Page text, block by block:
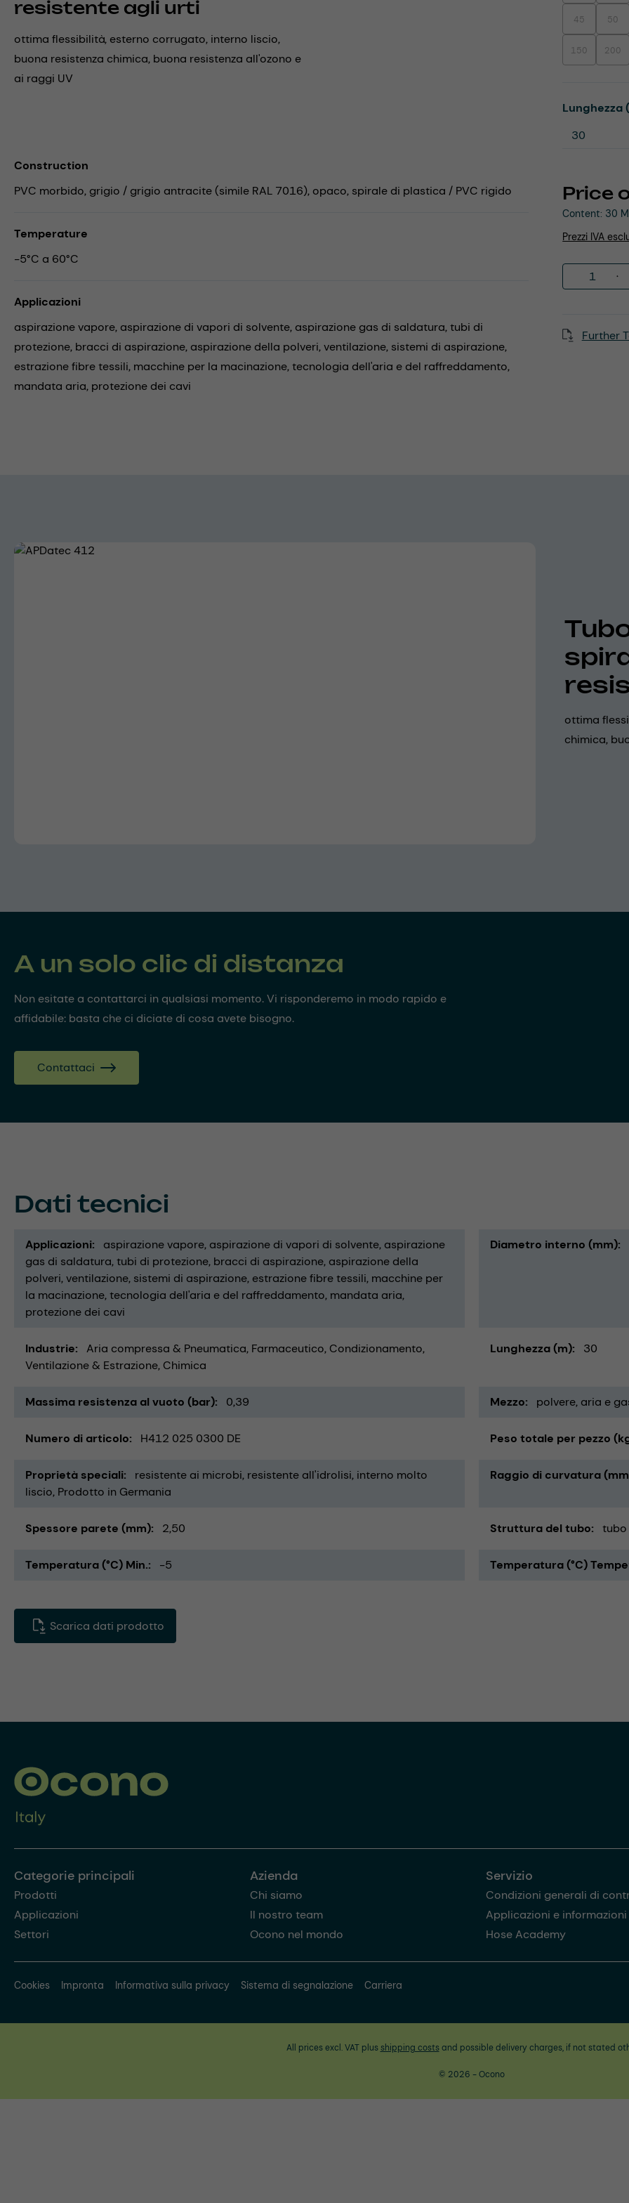
resistente agli urti
ottima flessibilità, esterno corrugato, interno liscio,
buona resistenza chimica, buona resistenza all'ozono e
ai raggi UV
Price
Content: 30
Prezzi IVA
45(This option
50
150(This option
200
Select
Lunghezza
Further
Construction
PVC morbido, grigio / grigio antracite (simile RAL 7016), opaco, spirale di plastica / PVC rigido
Temperature
-5°C a 60°C
Applicazioni
aspirazione vapore, aspirazione di vapori di solvente, aspirazione gas di saldatura,tubi di
protezione, bracci di aspirazione, aspirazione della polveri,ventilazione, sistemi di aspirazione,
estrazione fibre tessili, macchine per la macinazione,tecnologia dell'aria e del raffreddamento,
mandata aria, protezione dei cavi
Skip image gallery
ottima
chimica,
A un solo clic di distanza
Non esitate a contattarci in qualsiasi momento. Vi risponderemo in modo rapido e
affidabile: basta che ci diciate di cosa avete bisogno.
Contattaci
Dati tecnici
Applicazioni aspirazione vapore aspirazione di vapori di solvente aspirazione
gas di saldatura tubi di protezione bracci di aspirazione aspirazione della
polveri ventilazione sistemi di aspirazione estrazione fibre tessili macchine per
la macinazione tecnologia dell'aria e del raffreddamento mandata aria
protezione dei cavi
Diametro interno (mm)
Industrie Aria compressa & Pneumatica Farmaceutico Condizionamento,
Ventilazione & Estrazione Chimica
Lunghezza (m) 30
Massima resistenza al vuoto (bar) 0,39 Mezzo polvere aria e
Numero di articolo H412 025 0300 DE Peso totale per pezzo
Proprietà speciali resistente ai microbi resistente all'idrolisi interno molto
liscio Prodotto in Germania
Raggio di curvatura
Spessore parete (mm) 2,50 Struttura del tubo
Temperatura (°C) Min. -5 Temperatura (°C)
Scarica dati prodotto
Categorie principali
Prodotti
Applicazioni
Settori
Azienda
Chi siamo
Il nostro team
Ocono nel mondo
Servizio
Condizioni generali di
Applicazioni e
Hose Academy
Cookies Impronta Informativa sulla privacy Sistema di segnalazione Carriera
All prices excl. VAT plus shipping costsand possible delivery charges, if not stated
© 2026 - Ocono